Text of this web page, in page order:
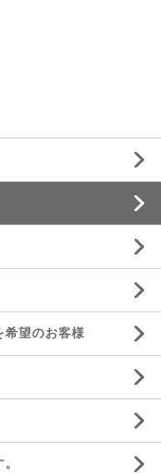
希望のお客様